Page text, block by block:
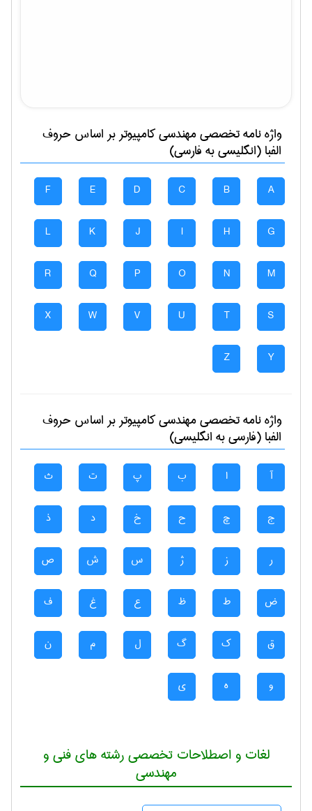
واژه نامه تخصصیمهندسی كامپيوتربر اساس حروف
الفبا (انگلیسی به فارسی)
A
B
C
D
E
F
G
H
I
J
K
L
M
N
O
P
Q
R
S
T
U
V
W
X
Y
Z
واژه نامه تخصصیمهندسی كامپيوتربر اساس حروف
الفبا (فارسی به انگلیسی)
آ ا ب پ ت ث
ج چ ح خ د ذ
ر ز ژ س ش ص
ض ط ظ ع غ ف
ق ک گ ل م ن
و ه ی
لغات و اصطلاحات تخصصی رشته های فنی و
مهندسی